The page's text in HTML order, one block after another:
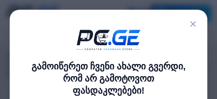
×
გამოიწერეთ ჩვენი ახალი გვერდი,
რომ არ გამოტოვოთ
ფასდაკლებები!
13-inch MacBook Neo: Apple A18 Pro chip with 6‑core CPU and 5‑core GPU,
8GB, 256GB SSD - Silver ENG